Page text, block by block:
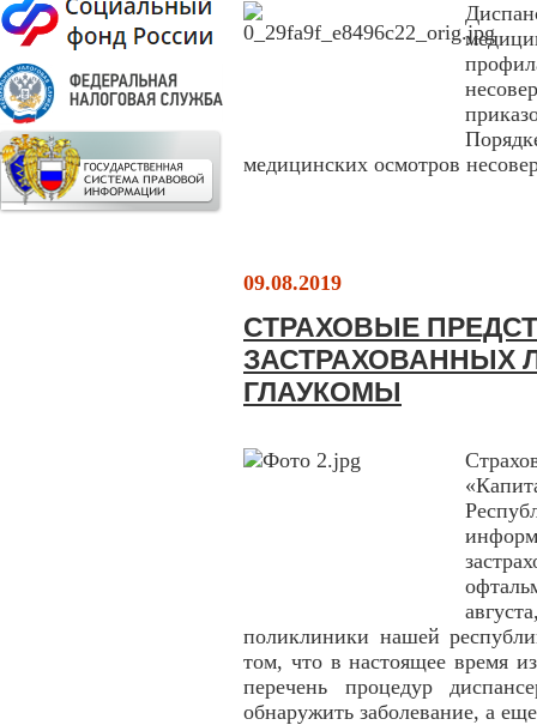
медицинских осмотров
09.08.2019
СТРАХОВЫЕ
ЗАСТРАХОВАННЫХ
ГЛАУКОМЫ
поликлиники нашей
том, что в настоящее время
перечень процедур
обнаружить заболевание, а